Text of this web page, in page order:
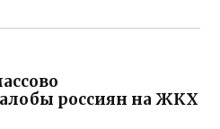
россиян на ЖКХ